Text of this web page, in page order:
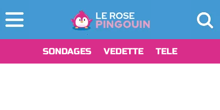
SONDAGES VEDETTE TELE